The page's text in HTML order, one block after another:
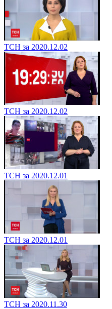
ТСН за 2020.12.02
ТСН за 2020.12.02
ТСН за 2020.12.01
ТСН за 2020.12.01
ТСН за 2020.11.30